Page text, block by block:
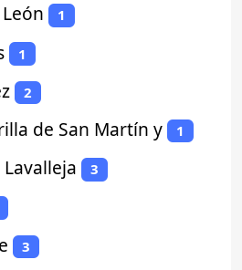
1
1
2
de San Martín y 1
3
3